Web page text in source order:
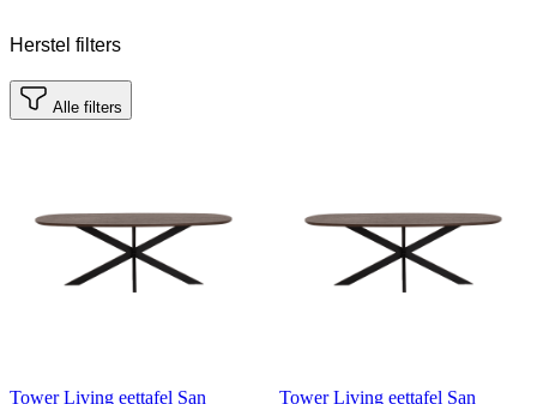
Herstel filters
Alle filters
Tower Living eettafel San
Tower Living eettafel San